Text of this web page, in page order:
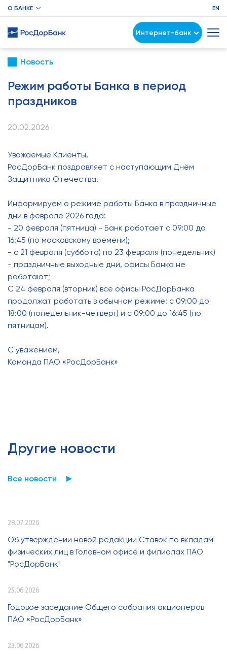
О БАНКЕ EN
Интернет-банк
Новость
Режим работы Банка в период
праздников
20.02.2026
Уважаемые Клиенты,
РосДорБанк поздравляет с наступающим Днём
Защитника Отечества!
Информируем о режиме работы Банка в праздничные
дни в феврале 2026 года:
- 20 февраля (пятница) - Банк работает с 09:00 до
16:45 (по московскому времени);
- с 21 февраля (суббота) по 23 февраля (понедельник)
- праздничные выходные дни, офисы Банка не
работают;
С 24 февраля (вторник) все офисы РосДорБанка
продолжат работать в обычном режиме: с 09:00 до
18:00 (понедельник-четверг) и с 09:00 до 16:45 (по
пятницам).
С уважением,
Команда ПАО «РосДорБанк»
Другие новости
Все новости
28.07.2026
Об утверждении новой редакции Ставок по вкладам
физических лиц в Головном офисе и филиалах ПАО
"РосДорБанк"
25.06.2026
Годовое заседание Общего собрания акционеров
ПАО «РосДорБанк»
23.06.2026